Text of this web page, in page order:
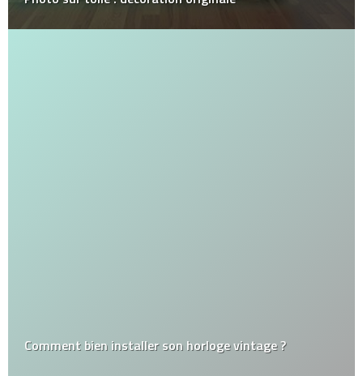
Comment bien installer son horloge vintage ?